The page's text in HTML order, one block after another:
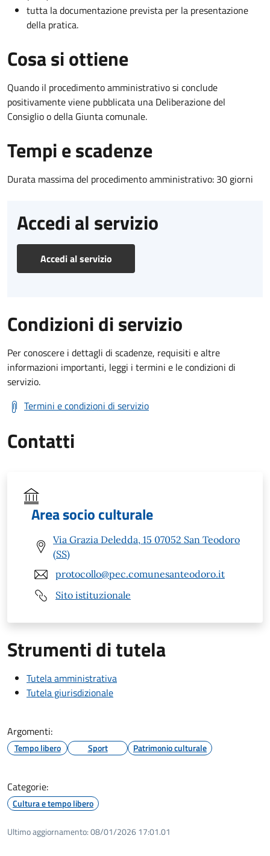
tutta la documentazione prevista per la presentazione
della pratica.
Cosa si ottiene
Quando il procedimento amministrativo si conclude
positivamente viene pubblicata una Deliberazione del
Consiglio o della Giunta comunale.
Tempi e scadenze
Durata massima del procedimento amministrativo: 30 giorni
Accedi al servizio
Accedi al servizio
Condizioni di servizio
Per conoscere i dettagli di scadenze, requisiti e altre
informazioni importanti, leggi i termini e le condizioni di
servizio.
Termini e condizioni di servizio
Contatti
Area socio culturale
Via Grazia Deledda, 15 07052 San Teodoro
(SS)
protocollo@pec.comunesanteodoro.it
Sito istituzionale
Strumenti di tutela
Tutela amministrativa
Tutela giurisdizionale
Argomenti:
Tempo libero Sport Patrimonio culturale
Categorie:
Cultura e tempo libero
Ultimo aggiornamento:08/01/2026 17:01.01